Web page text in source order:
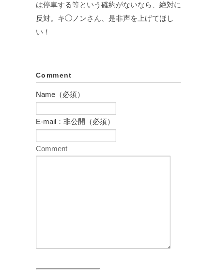
は停車する等という確約がないなら、絶対に
反対。キ◯ノンさん、是非声を上げてほし
い！
Comment
Name（必須）
E-mail：非公開（必須）
Comment